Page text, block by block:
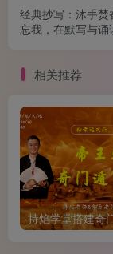
最为张扬的一道
——是典型的岩
层次复杂而变化
圆润，那股香气
人说，岩茶讲究
经典抄写：沐手焚
忘我，在默写与诵
相关推荐